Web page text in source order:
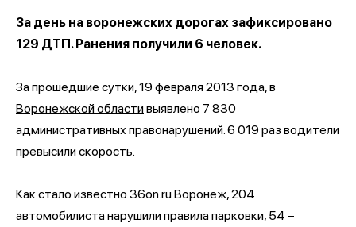
За день на воронежских дорогах зафиксировано
129 ДТП. Ранения получили 6 человек.
За прошедшие сутки, 19 февраля 2013 года, в
Воронежской областивыявлено 7 830
административных правонарушений. 6 019 раз водители
превысили скорость.
Как стало известно 36on.ru Воронеж, 204
автомобилиста нарушили правила парковки, 54 –